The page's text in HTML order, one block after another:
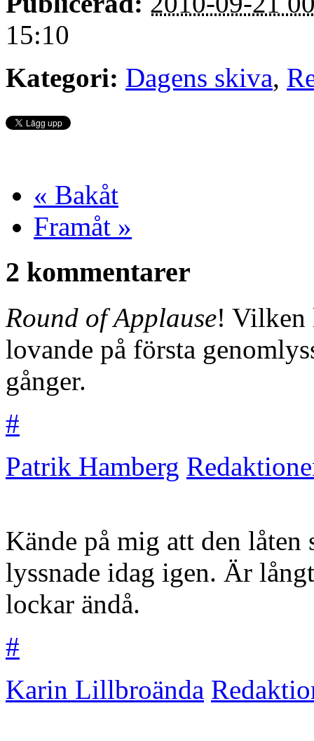
15:10
Kategori: Dagens skiva,
« Bakåt
Framåt »
2 kommentarer
Round of Applause! Vilken
lovande på första
gånger.
#
Patrik Hamberg
Kände på mig att den
lyssnade idag igen. Är
lockar ändå.
#
Karin Lillbroända